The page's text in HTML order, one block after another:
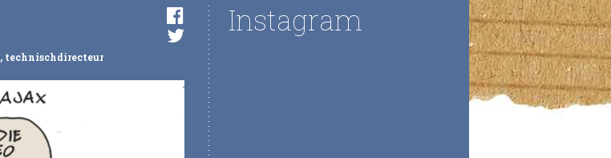
, technischdirecteur
Instagram